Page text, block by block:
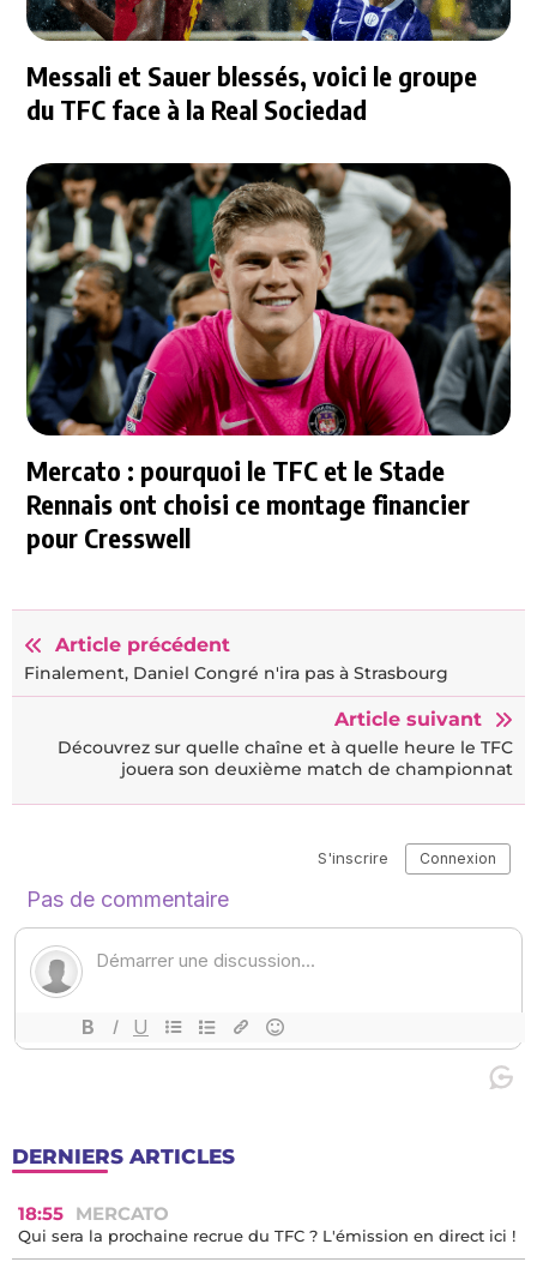
Messali et Sauer blessés, voici le groupe
du TFC face à la Real Sociedad
Mercato : pourquoi le TFC et le Stade
Rennais ont choisi ce montage financier
pour Cresswell
Article précédent
Finalement, Daniel Congré n'ira pas à Strasbourg
Article suivant
Découvrez sur quelle chaîne et à quelle heure le TFC
jouera son deuxième match de championnat
DERNIERS ARTICLES
18:55 MERCATO
Qui sera la prochaine recrue du TFC ? L'émission en direct ici !